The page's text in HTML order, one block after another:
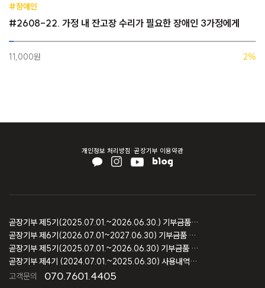
#장애인
#2608-22. 가정 내 잔고장 수리가 필요한 장애인 3가정에게
11,000원 2%
개인정보 처리방침 곧장기부 이용약관
고객문의 070.7601.4405
곧장기부 제5기(2025.07.01.~2026.06.30.) 기부금품 모집결과 보고
곧장기부 제6기(2026.07.01~2027.06.30) 기부금품 모집등록 보고
곧장기부 제5기(2025.07.01.~2026.06.30) 기부금품 모집등록 보고
곧장기부 제4기 (2024.07.01.~2025.06.30) 사용내역 및 회계감사 보고